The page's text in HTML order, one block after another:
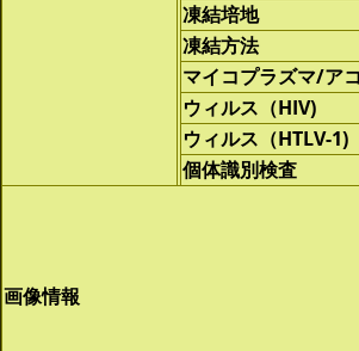
凍結培地
凍結方法
マイコプラズマ/ア
ウィルス（HIV)
ウィルス（HTLV-1)
個体識別検査
画像情報